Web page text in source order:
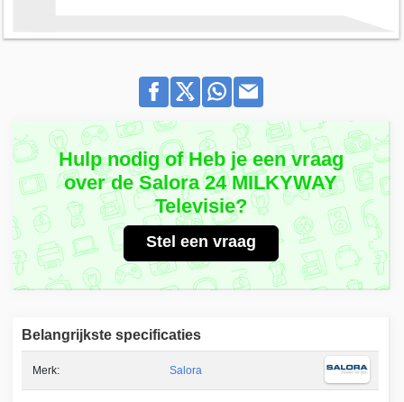
Hulp nodig of Heb je een vraag
over de Salora 24 MILKYWAY
Televisie?
Stel een vraag
Belangrijkste specificaties
Merk: Salora